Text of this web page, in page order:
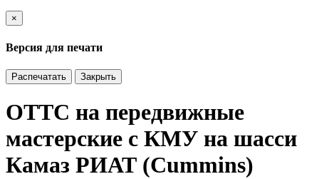
×
Версия для печати
Распечатать Закрыть
ОТТС на передвижные
мастерские с КМУ на шасси
Камаз РИАТ (Cummins)